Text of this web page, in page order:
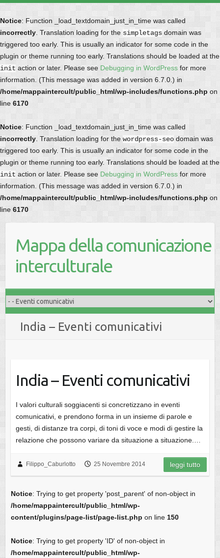
Notice: Function _load_textdomain_just_in_time was called
incorrectly . Translation loading for the simpletags domain was
triggered too early. This is usually an indicator for some code in the
plugin or theme running too early. Translations should be loaded at the
init action or later. Please see Debugging in WordPress for more
information. (This message was added in version 6.7.0.) in
/home/mappaintercult/public_html/wp-includes/functions.php on
line 6170
Notice: Function _load_textdomain_just_in_time was called
incorrectly . Translation loading for the wordpress-seo domain was
triggered too early. This is usually an indicator for some code in the
plugin or theme running too early. Translations should be loaded at the
init action or later. Please see Debugging in WordPress for more
information. (This message was added in version 6.7.0.) in
/home/mappaintercult/public_html/wp-includes/functions.php on
line 6170
Mappa della comunicazione
interculturale
India – Eventi comunicativi
India – Eventi comunicativi
I valori culturali soggiacenti si concretizzano in eventi
comunicativi, e prendono forma in un insieme di parole e
gesti, di distanze tra corpi, di toni di voce e modi di gestire la
relazione che possono variare da situazione a situazione.…
Filippo_Caburlotto 25 Novembre 2014 leggi tutto
Notice: Trying to get property 'post_parent' of non-object in
/home/mappaintercult/public_html/wp-
content/plugins/page-list/page-list.php on line 150
Notice: Trying to get property 'ID' of non-object in
/home/mappaintercult/public_html/wp-